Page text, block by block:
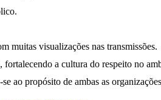
muitas visualizações nas transmissões.
a cultura do respeito no
propósito de ambas as